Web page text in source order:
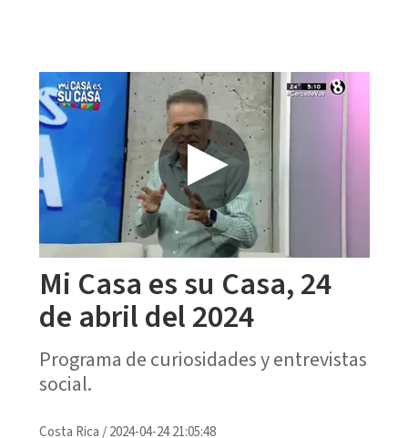
Mi Casa es su Casa, 24
de abril del 2024
Programa de curiosidades y entrevistas
social.
Costa Rica /2024-04-24 21:05:48